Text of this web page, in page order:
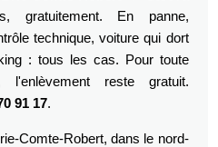
gratuitement. En panne,
technique, voiture qui dort
: tous les cas. Pour toute
l'enlèvement reste gratuit.
91 17.
Comte-Robert, dans le nord-